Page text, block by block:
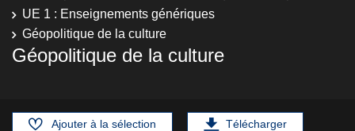
UE 1 : Enseignements génériques
Géopolitique de la culture
Géopolitique de la culture
Ajouter à la sélection Télécharger